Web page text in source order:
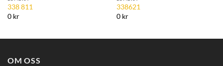
338 811
0 kr
338621
0 kr
OM OSS